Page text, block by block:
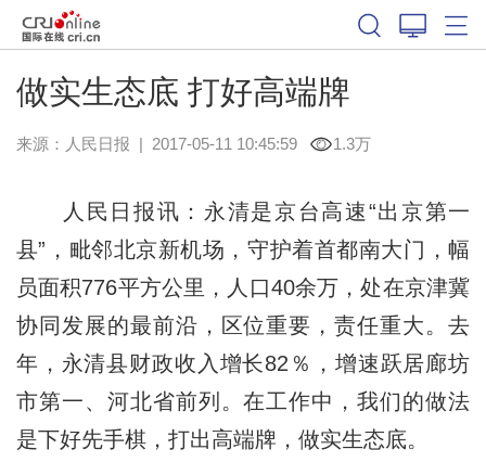
做实生态底 打好高端牌
来源： 人民日报 | 2017-05-11 10:45:59 1.3万
人民日报讯：永清是京台高速“出京第一
县”，毗邻北京新机场，守护着首都南大门，幅
员面积776平方公里，人口40余万，处在京津冀
协同发展的最前沿，区位重要，责任重大。去
年，永清县财政收入增长82％，增速跃居廊坊
市第一、河北省前列。在工作中，我们的做法
是下好先手棋，打出高端牌，做实生态底。